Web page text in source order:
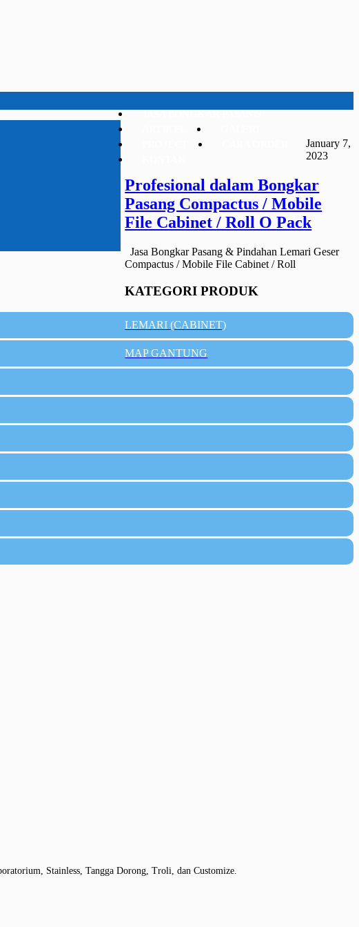
January 7,
2023
Profesional dalam Bongkar
Pasang Compactus / Mobile
File Cabinet / Roll O Pack
Jasa Bongkar Pasang & Pindahan Lemari Geser
Compactus / Mobile File Cabinet / Roll
KATEGORI PRODUK
LEMARI (CABINET)
MAP GANTUNG
Stainless, Tangga Dorong, Troli, dan Customize.